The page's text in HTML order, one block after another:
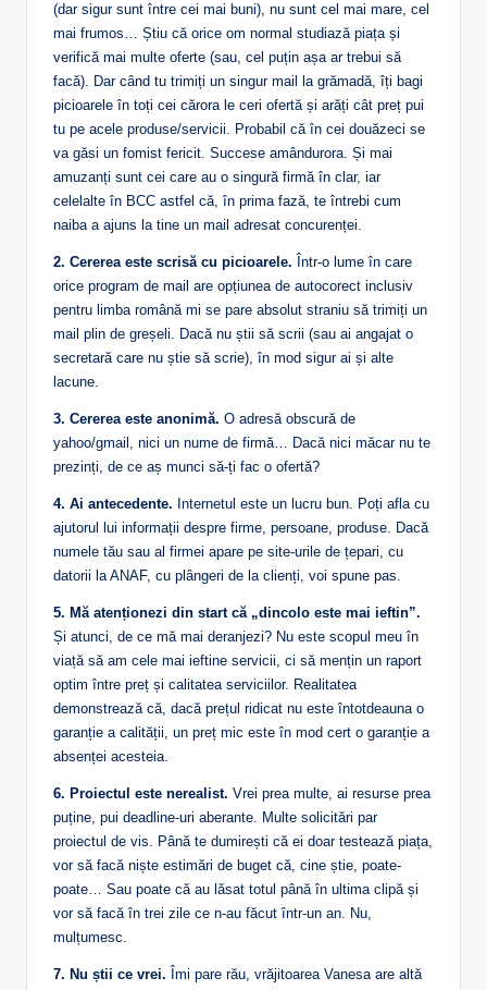
(dar sigur sunt între cei mai buni), nu sunt cel mai mare, cel
mai frumos… Știu că orice om normal studiază piața și
verifică mai multe oferte (sau, cel puțin așa ar trebui să
facă). Dar când tu trimiți un singur mail la grămadă, îți bagi
picioarele în toți cei cărora le ceri ofertă și arăți cât preț pui
tu pe acele produse/servicii. Probabil că în cei douăzeci se
va găsi un fomist fericit. Succese amândurora. Și mai
amuzanți sunt cei care au o singură firmă în clar, iar
celelalte în BCC astfel că, în prima fază, te întrebi cum
naiba a ajuns la tine un mail adresat concurenței.
2. Cererea este scrisă cu picioarele. Într-o lume în care
orice program de mail are opțiunea de autocorect inclusiv
pentru limba română mi se pare absolut straniu să trimiți un
mail plin de greșeli. Dacă nu știi să scrii (sau ai angajat o
secretară care nu știe să scrie), în mod sigur ai și alte
lacune.
3. Cererea este anonimă. O adresă obscură de
yahoo/gmail, nici un nume de firmă… Dacă nici măcar nu te
prezinți, de ce aș munci să-ți fac o ofertă?
4. Ai antecedente. Internetul este un lucru bun. Poți afla cu
ajutorul lui informații despre firme, persoane, produse. Dacă
numele tău sau al firmei apare pe site-urile de țepari, cu
datorii la ANAF, cu plângeri de la clienți, voi spune pas.
5. Mă atenționezi din start că „dincolo este mai ieftin”.
Și atunci, de ce mă mai deranjezi? Nu este scopul meu în
viață să am cele mai ieftine servicii, ci să mențin un raport
optim între preț și calitatea serviciilor. Realitatea
demonstrează că, dacă prețul ridicat nu este întotdeauna o
garanție a calității, un preț mic este în mod cert o garanție a
absenței acesteia.
6. Proiectul este nerealist. Vrei prea multe, ai resurse prea
puține, pui deadline-uri aberante. Multe solicitări par
proiectul de vis. Până te dumirești că ei doar testează piața,
vor să facă niște estimări de buget că, cine știe, poate-
poate… Sau poate că au lăsat totul până în ultima clipă și
vor să facă în trei zile ce n-au făcut într-un an. Nu,
mulțumesc.
7. Nu știi ce vrei. Îmi pare rău, vrăjitoarea Vanesa are altă